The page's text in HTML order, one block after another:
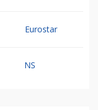
Eurostar
NS